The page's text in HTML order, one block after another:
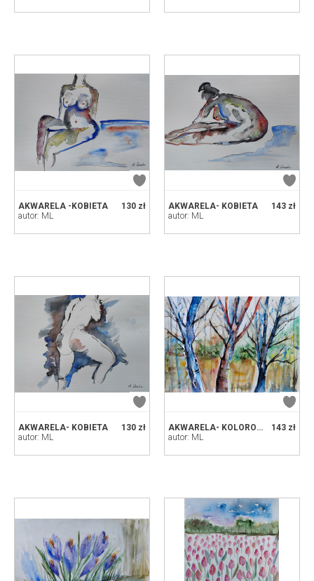
130 zł
AKWARELA -KOBIETA
autor: ML
143 zł
AKWARELA- KOBIETA
autor: ML
130 zł
AKWARELA- KOBIETA
autor: ML
143 zł
AKWARELA- KOLOROWE DRZEWA
autor: ML